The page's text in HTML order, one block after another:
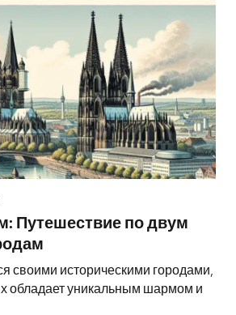
Путешествие по двум
своими историческими городами,
обладает уникальным шармом и